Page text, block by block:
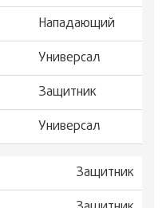
Нападающий
Универсал
Защитник
Универсал
Защитник